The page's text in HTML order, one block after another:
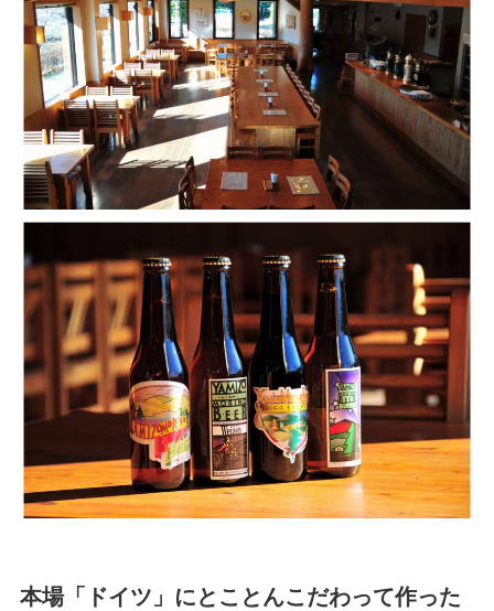
本場「ドイツ」にとことんこだわって作った